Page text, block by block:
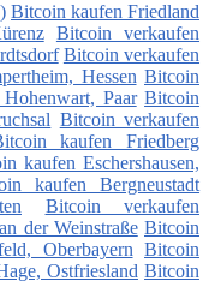
Bitcoin kaufen Friedland
Bitcoin verkaufen
Bitcoin verkaufen
Hessen Bitcoin
Paar Bitcoin
Bitcoin verkaufen
kaufen Friedberg
kaufen Eschershausen,
kaufen Bergneustadt
Bitcoin verkaufen
der Weinstraße Bitcoin
Oberbayern Bitcoin
Ostfriesland Bitcoin